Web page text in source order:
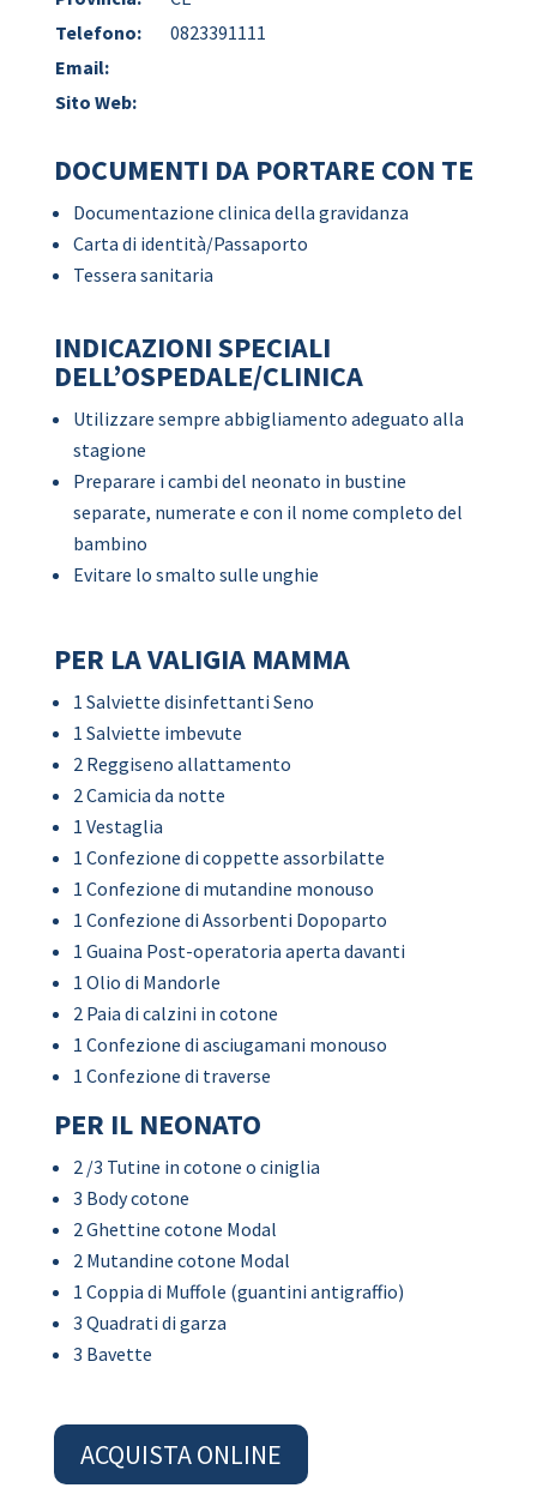
Telefono:
0823391111
Email:
Sito Web:
DOCUMENTI DA PORTARE CON TE
Documentazione clinica della gravidanza
Carta di identità/Passaporto
Tessera sanitaria
INDICAZIONI SPECIALI
DELL’OSPEDALE/CLINICA
Utilizzare sempre abbigliamento adeguato alla
stagione
Preparare i cambi del neonato in bustine
separate, numerate e con il nome completo del
bambino
Evitare lo smalto sulle unghie
PER LA VALIGIA MAMMA
1 Salviette disinfettanti Seno
1 Salviette imbevute
2 Reggiseno allattamento
2 Camicia da notte
1 Vestaglia
1 Confezione di coppette assorbilatte
1 Confezione di mutandine monouso
1 Confezione di Assorbenti Dopoparto
1 Guaina Post-operatoria aperta davanti
1 Olio di Mandorle
2 Paia di calzini in cotone
1 Confezione di asciugamani monouso
1 Confezione di traverse
PER IL NEONATO
2 /3 Tutine in cotone o ciniglia
3 Body cotone
2 Ghettine cotone Modal
2 Mutandine cotone Modal
1 Coppia di Muffole (guantini antigraffio)
3 Quadrati di garza
3 Bavette
ACQUISTA ONLINE